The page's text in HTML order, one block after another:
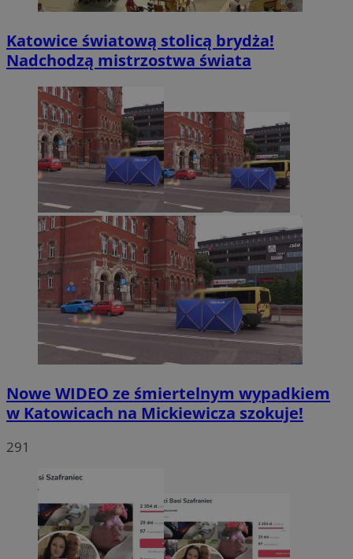
Katowice światową stolicą brydża!
Nadchodzą mistrzostwa świata
Nowe WIDEO ze śmiertelnym wypadkiem
w Katowicach na Mickiewicza szokuje!
291